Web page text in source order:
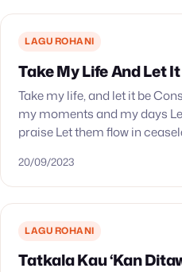
LAGU ROHANI
Take My Life And Let
Take my life, and let it be
my moments and my days
praise Let them flow in
20/09/2023
LAGU ROHANI
Tatkala Kau ‘Kan